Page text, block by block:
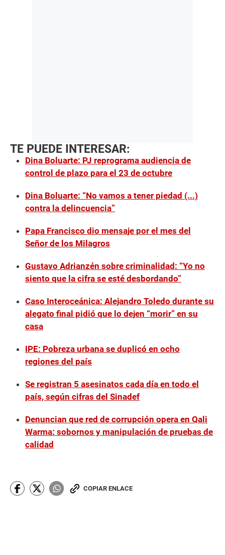
TE PUEDE INTERESAR:
Dina Boluarte: PJ reprograma audiencia de
control de plazo para el 23 de octubre
Dina Boluarte: “No vamos a tener piedad (...)
contra la delincuencia”
Papa Francisco dio mensaje por el mes del
Señor de los Milagros
Gustavo Adrianzén sobre criminalidad: “Yo no
siento que la cifra se esté desbordando”
Caso Interoceánica: Alejandro Toledo durante su
alegato final pidió que lo dejen “morir” en su
casa
IPE: Pobreza urbana se duplicó en ocho
regiones del país
Se registran 5 asesinatos cada día en todo el
país, según cifras del Sinadef
Denuncian que red de corrupción opera en Qali
Warma: sobornos y manipulación de pruebas de
calidad
COPIAR ENLACE